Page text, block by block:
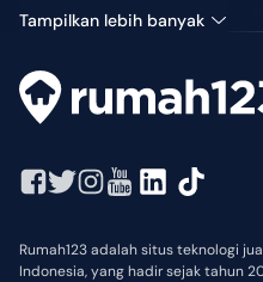
Tampilkan lebih banyak
Rumah123 adalah situs teknologi
Indonesia, yang hadir sejak tahun